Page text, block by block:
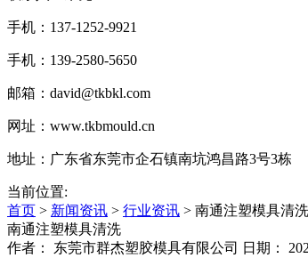
手机：137-1252-9921
手机：139-2580-5650
邮箱：david@tkbkl.com
网址：www.tkbmould.cn
地址：广东省东莞市企石镇南坑鸿昌路3号3栋
当前位置:
首页 > 新闻资讯 > 行业资讯 > 南通注塑模具清洗
南通注塑模具清洗
作者： 东莞市群杰塑胶模具有限公司 日期：